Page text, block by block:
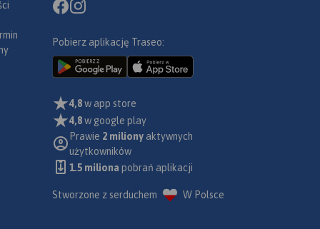
Pobierz aplikację Traseo:
4,8w app store
4,8w google play
Prawie 2 miliony aktywnych
użytkowników
1.5 miliona pobrań aplikacji
Stworzone z serduchem W Polsce